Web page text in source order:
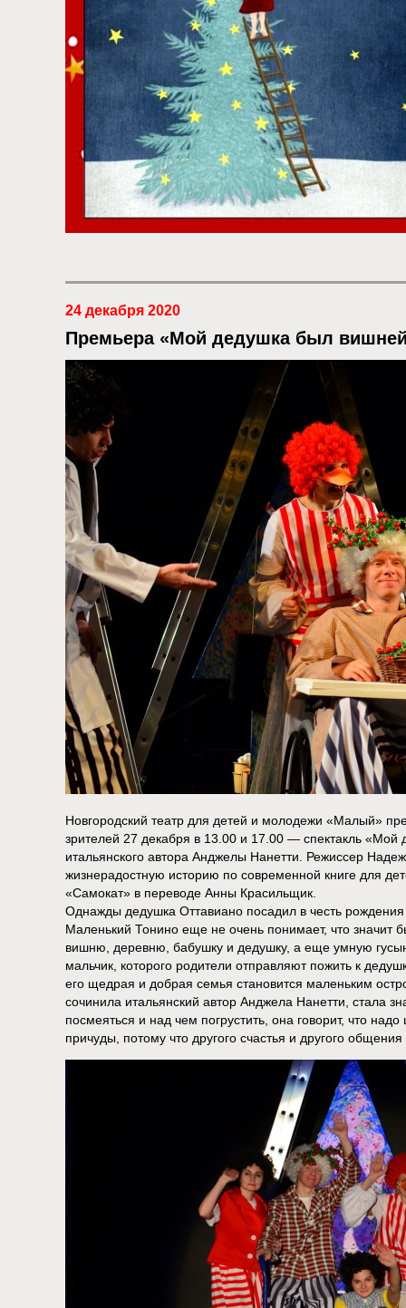
24 декабря 2020
Премьера «Мой дедушка был
Новгородский театр для детей и молодежи «Малый»
зрителей 27 декабря в 13.00 и 17.00 — спектакль «Мой
итальянского автора Анджелы Нанетти. Режиссер
жизнерадостную историю по современной книге для
«Самокат» в переводе Анны Красильщик.
Однажды дедушка Оттавиано посадил в честь
Маленький Тонино еще не очень понимает, что значит
вишню, деревню, бабушку и дедушку, а еще умную
мальчик, которого родители отправляют пожить к
его щедрая и добрая семья становится маленьким
сочинила итальянский автор Анджела Нанетти, стала
посмеяться и над чем погрустить, она говорит, что
причуды, потому что другого счастья и другого